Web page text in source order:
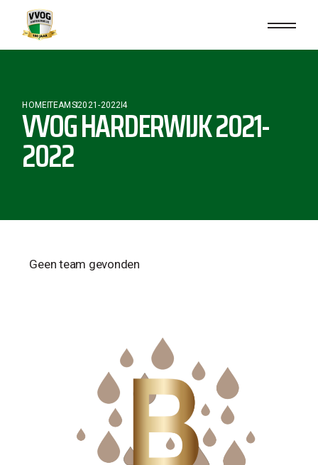
HOMETEAMS2021-20224
VVOG HARDERWIJK 2021-
2022
Geen team gevonden